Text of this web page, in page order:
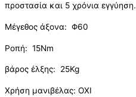
προστασία και 5 χρόνια εγγύηση.
Μέγεθος άξονα: Φ60
Ροπή: 15Nm
βάρος έλξης: 25Kg
Χρήση μανιβέλας: ΟΧΙ